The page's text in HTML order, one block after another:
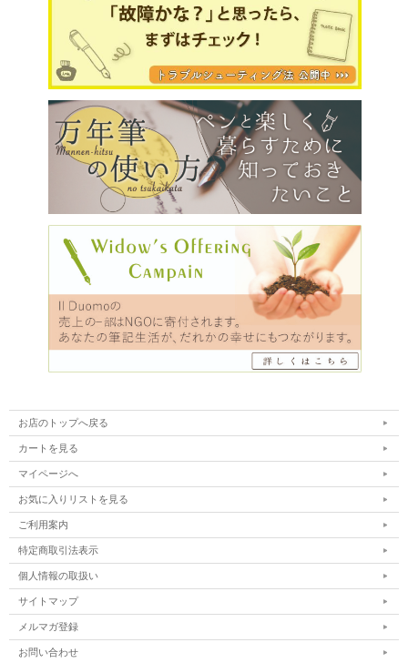
お店のトップへ戻る
カートを見る
マイページへ
お気に入りリストを見る
ご利用案内
特定商取引法表示
個人情報の取扱い
サイトマップ
メルマガ登録
お問い合わせ